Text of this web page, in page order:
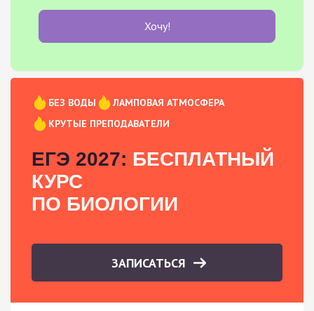
Хочу!
БЕЗ ВОДЫ
ЛАМПОВАЯ АТМОСФЕРА
КРУТЫЕ ПРЕПОДАВАТЕЛИ
ЕГЭ 2027: БЕСПЛАТНЫЙ
КУРС
ПО БИОЛОГИИ
ЗАПИСАТЬСЯ